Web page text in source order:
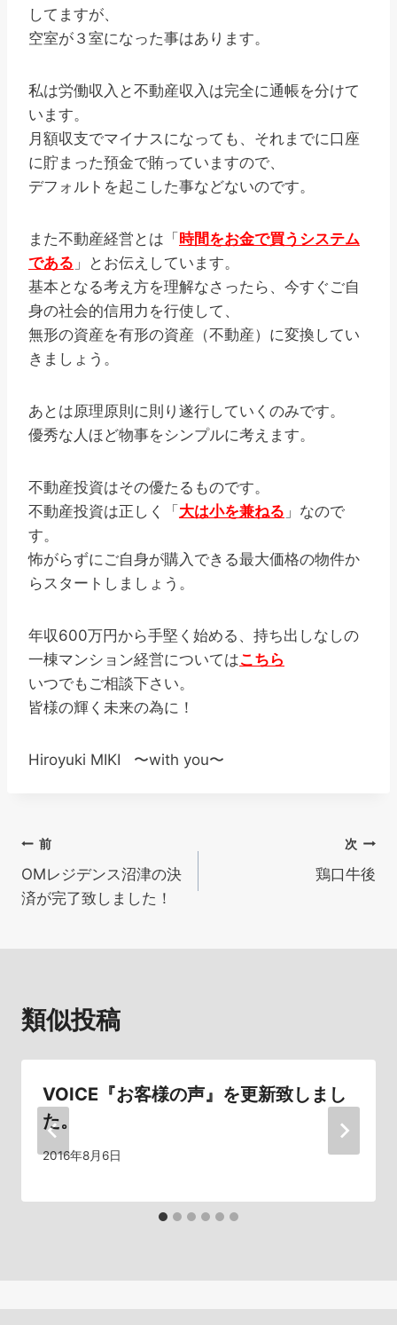
してますが、
空室が３室になった事はあります。
私は労働収入と不動産収入は完全に通帳を分けて
います。
月額収支でマイナスになっても、それまでに口座
に貯まった預金で賄っていますので、
デフォルトを起こした事などないのです。
また不動産経営とは「 時間をお金で買うシステム
である 」とお伝えしています。
基本となる考え方を理解なさったら、今すぐご自
身の社会的信用力を行使して、
無形の資産を有形の資産（不動産）に変換してい
きましょう。
あとは原理原則に則り遂行していくのみです。
優秀な人ほど物事をシンプルに考えます。
不動産投資はその優たるものです。
不動産投資は正しく「 大は小を兼ねる 」なので
す。
怖がらずにご自身が購入できる最大価格の物件か
らスタートしましょう。
年収600万円から手堅く始める、持ち出しなしの
一棟マンション経営についてはこちら
いつでもご相談下さい。
皆様の輝く未来の為に！
Hiroyuki MIKI 〜with you〜
投
稿
ー
ョ
ン
前
OMレジデンス沼津の決
済が完了致しました！
次
鶏口牛後
類似投稿
VOICE『お客様の声』を更新致しまし
た。
2016年8月6日